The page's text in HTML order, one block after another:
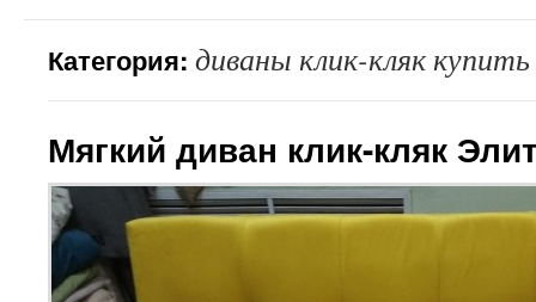
Категория: диваны клик-кляк
Мягкий диван клик-кляк